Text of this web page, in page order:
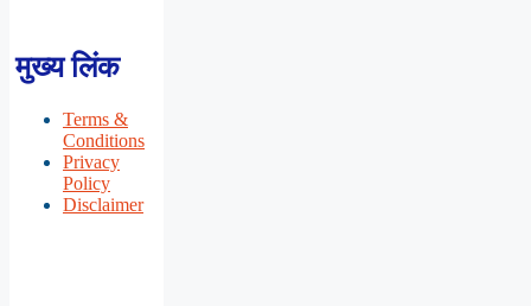
मुख्य लिंक
Terms &
Conditions
Privacy
Policy
Disclaimer